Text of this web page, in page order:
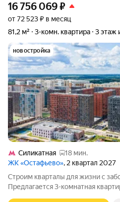
16 756 069₽
от 72 523 ₽ в месяц
81,2 м²
3-комн. квартира 3 этаж
новостройка
Силикатная
18 мин.
ЖК «Остафьево», 2 квартал 2027
Строим кварталы для жизни с
Предлагается 3-комнатная